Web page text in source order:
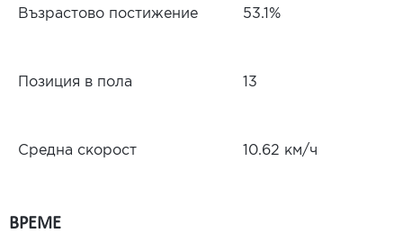
Възрастово постижение 53.1%
Позиция в пола 13
Средна скорост 10.62 км/ч
ВРЕМЕ